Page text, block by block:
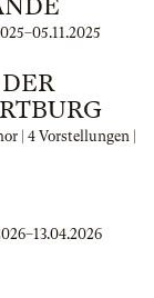
–05.11.2025
| 4 Vorstellungen |
–13.04.2026